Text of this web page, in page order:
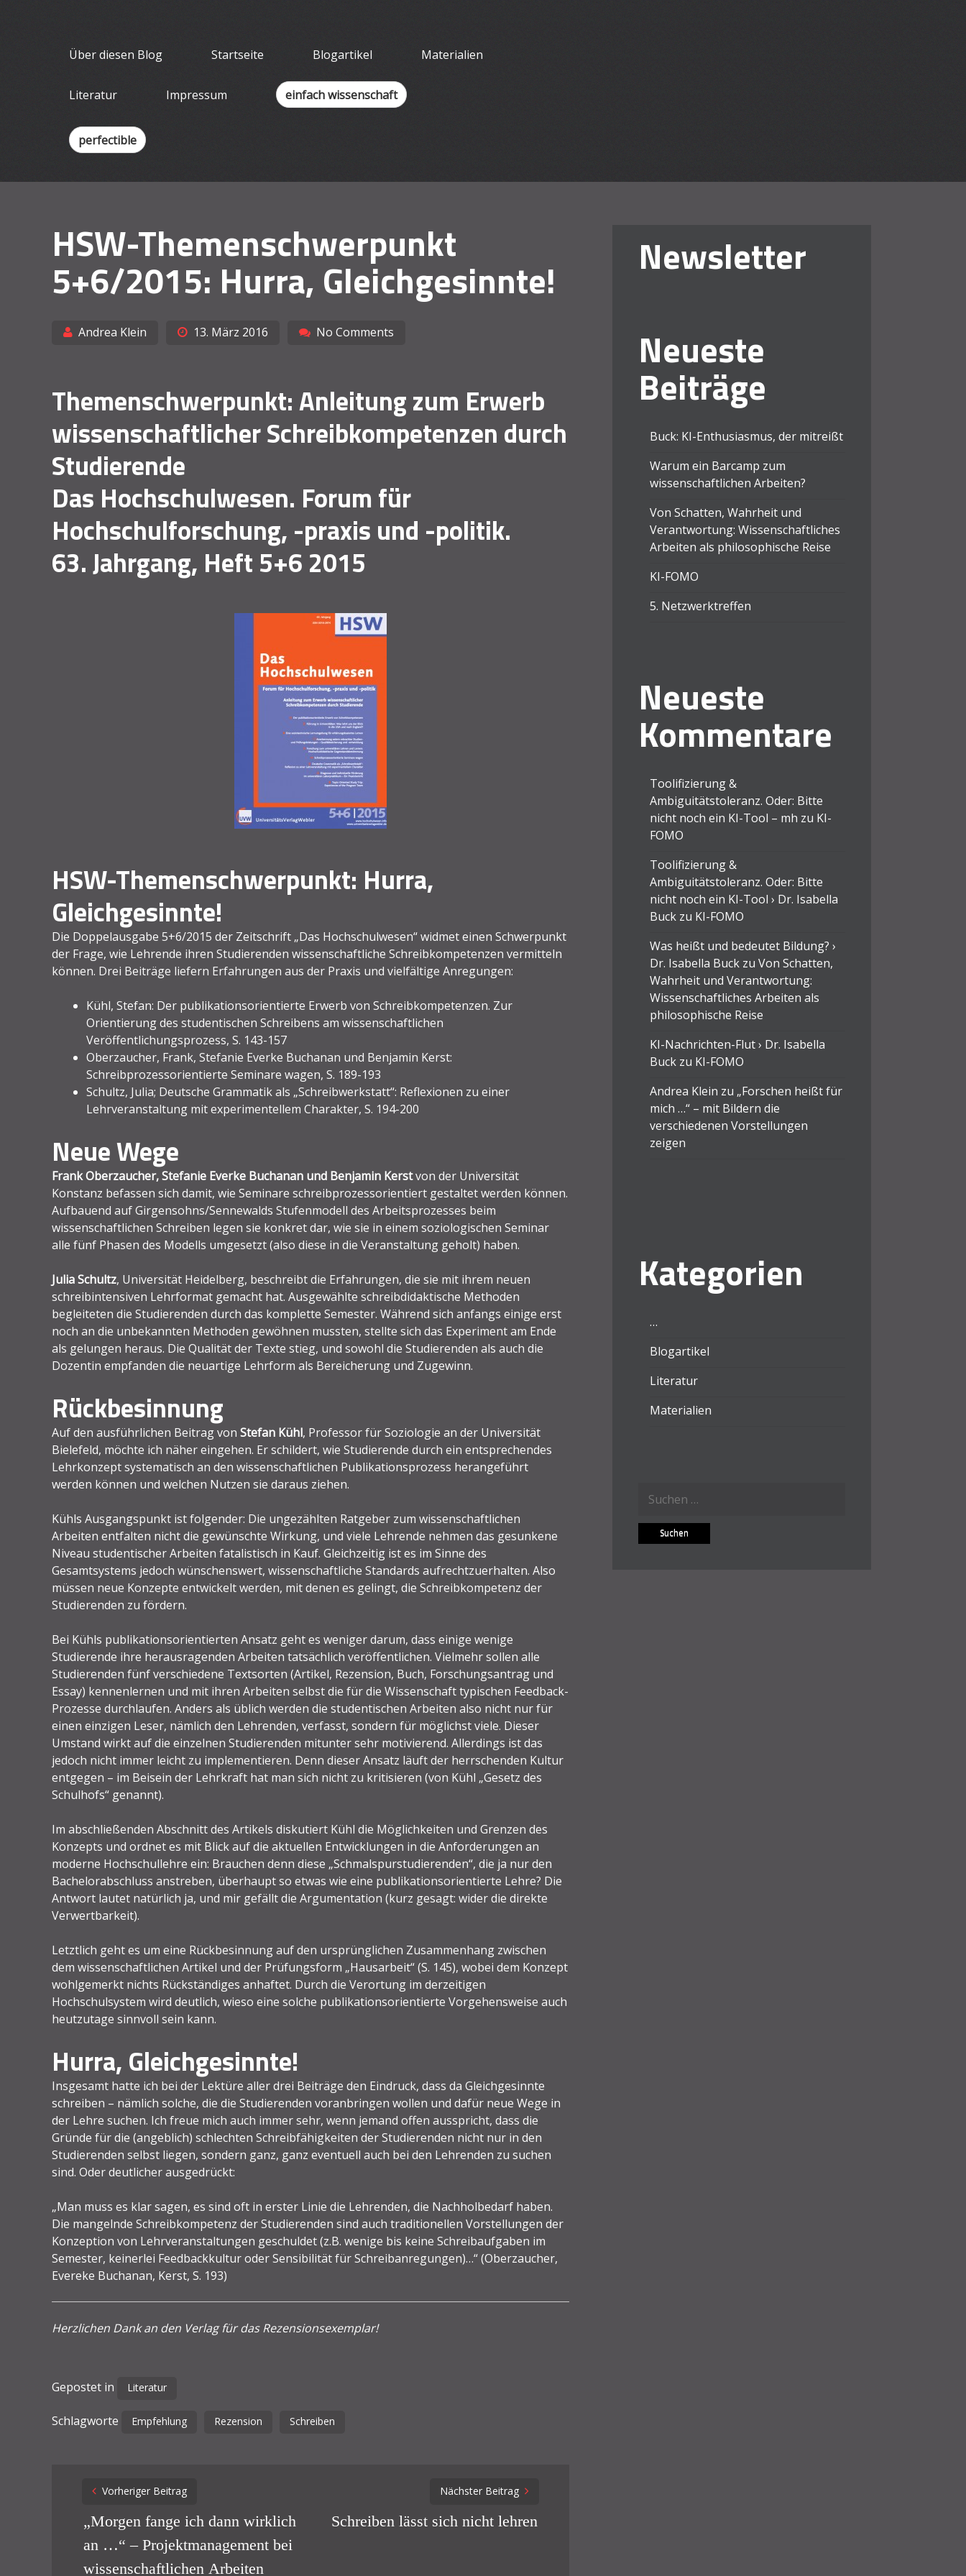
Wissenschaftliches Arbeiten lehren
Über diesen Blog Startseite Blogartikel Materialien
Literatur Impressum einfach wissenschaft
perfectible
HSW-Themenschwerpunkt
5+6/2015: Hurra, Gleichgesinnte!
Andrea Klein 13. März 2016 No Comments
Themenschwerpunkt: Anleitung zum Erwerb
wissenschaftlicher Schreibkompetenzen durch
Studierende
Das Hochschulwesen. Forum für
Hochschulforschung, -praxis und -politik.
63. Jahrgang, Heft 5+6 2015
HSW-Themenschwerpunkt: Hurra,
Gleichgesinnte!
Die Doppelausgabe 5+6/2015 der Zeitschrift „Das Hochschulwesen“ widmet einen Schwerpunkt
der Frage, wie Lehrende ihren Studierenden wissenschaftliche Schreibkompetenzen vermitteln
können. Drei Beiträge liefern Erfahrungen aus der Praxis und vielfältige Anregungen:
Kühl, Stefan: Der publikationsorientierte Erwerb von Schreibkompetenzen. Zur
Orientierung des studentischen Schreibens am wissenschaftlichen
Veröffentlichungsprozess, S. 143-157
Oberzaucher, Frank, Stefanie Everke Buchanan und Benjamin Kerst:
Schreibprozessorientierte Seminare wagen, S. 189-193
Schultz, Julia; Deutsche Grammatik als „Schreibwerkstatt“: Reflexionen zu einer
Lehrveranstaltung mit experimentellem Charakter, S. 194-200
Neue Wege
Frank Oberzaucher, Stefanie Everke Buchanan und Benjamin Kerstvon der Universität
Konstanz befassen sich damit, wie Seminare schreibprozessorientiert gestaltet werden können.
Aufbauend auf Girgensohns/Sennewalds Stufenmodell des Arbeitsprozesses beim
wissenschaftlichen Schreiben legen sie konkret dar, wie sie in einem soziologischen Seminar
alle fünf Phasen des Modells umgesetzt (also diese in die Veranstaltung geholt) haben.
Julia Schultz, Universität Heidelberg, beschreibt die Erfahrungen, die sie mit ihrem neuen
schreibintensiven Lehrformat gemacht hat. Ausgewählte schreibdidaktische Methoden
begleiteten die Studierenden durch das komplette Semester. Während sich anfangs einige erst
noch an die unbekannten Methoden gewöhnen mussten, stellte sich das Experiment am Ende
als gelungen heraus. Die Qualität der Texte stieg, und sowohl die Studierenden als auch die
Dozentin empfanden die neuartige Lehrform als Bereicherung und Zugewinn.
Rückbesinnung
Auf den ausführlichen Beitrag von Stefan Kühl, Professor für Soziologie an der Universität
Bielefeld, möchte ich näher eingehen. Er schildert, wie Studierende durch ein entsprechendes
Lehrkonzept systematisch an den wissenschaftlichen Publikationsprozess herangeführt
werden können und welchen Nutzen sie daraus ziehen.
Kühls Ausgangspunkt ist folgender: Die ungezählten Ratgeber zum wissenschaftlichen
Arbeiten entfalten nicht die gewünschte Wirkung, und viele Lehrende nehmen das gesunkene
Niveau studentischer Arbeiten fatalistisch in Kauf. Gleichzeitig ist es im Sinne des
Gesamtsystems jedoch wünschenswert, wissenschaftliche Standards aufrechtzuerhalten. Also
müssen neue Konzepte entwickelt werden, mit denen es gelingt, die Schreibkompetenz der
Studierenden zu fördern.
Bei Kühls publikationsorientierten Ansatz geht es weniger darum, dass einige wenige
Studierende ihre herausragenden Arbeiten tatsächlich veröffentlichen. Vielmehr sollen alle
Studierenden fünf verschiedene Textsorten (Artikel, Rezension, Buch, Forschungsantrag und
Essay) kennenlernen und mit ihren Arbeiten selbst die für die Wissenschaft typischen Feedback-
Prozesse durchlaufen. Anders als üblich werden die studentischen Arbeiten also nicht nur für
einen einzigen Leser, nämlich den Lehrenden, verfasst, sondern für möglichst viele. Dieser
Umstand wirkt auf die einzelnen Studierenden mitunter sehr motivierend. Allerdings ist das
jedoch nicht immer leicht zu implementieren. Denn dieser Ansatz läuft der herrschenden Kultur
entgegen – im Beisein der Lehrkraft hat man sich nicht zu kritisieren (von Kühl „Gesetz des
Schulhofs“ genannt).
Im abschließenden Abschnitt des Artikels diskutiert Kühl die Möglichkeiten und Grenzen des
Konzepts und ordnet es mit Blick auf die aktuellen Entwicklungen in die Anforderungen an
moderne Hochschullehre ein: Brauchen denn diese „Schmalspurstudierenden“, die ja nur den
Bachelorabschluss anstreben, überhaupt so etwas wie eine publikationsorientierte Lehre? Die
Antwort lautet natürlich ja, und mir gefällt die Argumentation (kurz gesagt: wider die direkte
Verwertbarkeit).
Letztlich geht es um eine Rückbesinnung auf den ursprünglichen Zusammenhang zwischen
dem wissenschaftlichen Artikel und der Prüfungsform „Hausarbeit“ (S. 145), wobei dem Konzept
wohlgemerkt nichts Rückständiges anhaftet. Durch die Verortung im derzeitigen
Hochschulsystem wird deutlich, wieso eine solche publikationsorientierte Vorgehensweise auch
heutzutage sinnvoll sein kann.
Hurra, Gleichgesinnte!
Insgesamt hatte ich bei der Lektüre aller drei Beiträge den Eindruck, dass da Gleichgesinnte
schreiben – nämlich solche, die die Studierenden voranbringen wollen und dafür neue Wege in
der Lehre suchen. Ich freue mich auch immer sehr, wenn jemand offen ausspricht, dass die
Gründe für die (angeblich) schlechten Schreibfähigkeiten der Studierenden nicht nur in den
Studierenden selbst liegen, sondern ganz, ganz eventuell auch bei den Lehrenden zu suchen
sind. Oder deutlicher ausgedrückt:
„Man muss es klar sagen, es sind oft in erster Linie die Lehrenden, die Nachholbedarf haben.
Die mangelnde Schreibkompetenz der Studierenden sind auch traditionellen Vorstellungen der
Konzeption von Lehrveranstaltungen geschuldet (z.B. wenige bis keine Schreibaufgaben im
Semester, keinerlei Feedbackkultur oder Sensibilität für Schreibanregungen)…“ (Oberzaucher,
Evereke Buchanan, Kerst, S. 193)
Herzlichen Dank an den Verlag für das Rezensionsexemplar!
Gepostet in Literatur
Schlagworte Empfehlung Rezension Schreiben
Post
navigation
Vorheriger Beitrag
„Morgen fange ich dann wirklich
an …“ – Projektmanagement bei
wissenschaftlichen Arbeiten
Nächster Beitrag
Schreiben lässt sich nicht lehren
Newsletter
Neueste
Beiträge
Buck: KI-Enthusiasmus, der mitreißt
Warum ein Barcamp zum
wissenschaftlichen Arbeiten?
Von Schatten, Wahrheit und
Verantwortung: Wissenschaftliches
Arbeiten als philosophische Reise
KI-FOMO
5. Netzwerktreffen
Neueste
Kommentare
Toolifizierung &
Ambiguitätstoleranz. Oder: Bitte
nicht noch ein KI-Tool – mh zu KI-
FOMO
Toolifizierung &
Ambiguitätstoleranz. Oder: Bitte
nicht noch ein KI-Tool › Dr. Isabella
Buck zu KI-FOMO
Was heißt und bedeutet Bildung? ›
Dr. Isabella Buck zu Von Schatten,
Wahrheit und Verantwortung:
Wissenschaftliches Arbeiten als
philosophische Reise
KI-Nachrichten-Flut › Dr. Isabella
Buck zu KI-FOMO
Andrea Klein zu „Forschen heißt für
mich …“ – mit Bildern die
verschiedenen Vorstellungen
zeigen
Kategorien
…
Blogartikel
Literatur
Materialien
nach: